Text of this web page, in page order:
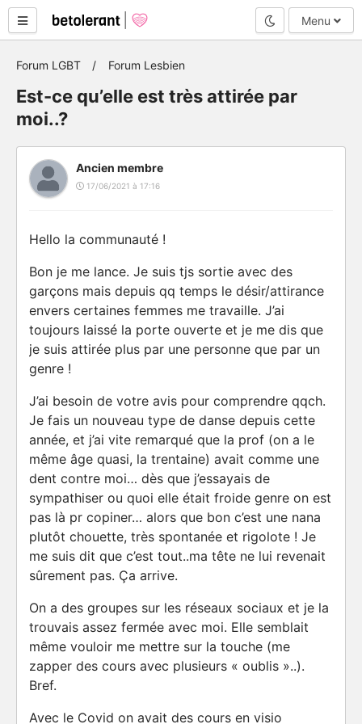
Mode nuit
Menu
Forum LGBT Forum Lesbien
Est-ce qu’elle est très attirée par
moi..?
Ancien membre
17/06/2021 à 17:16
Hello la communauté !
Bon je me lance. Je suis tjs sortie avec des
garçons mais depuis qq temps le désir/attirance
envers certaines femmes me travaille. J’ai
toujours laissé la porte ouverte et je me dis que
je suis attirée plus par une personne que par un
genre !
J’ai besoin de votre avis pour comprendre qqch.
Je fais un nouveau type de danse depuis cette
année, et j’ai vite remarqué que la prof (on a le
même âge quasi, la trentaine) avait comme une
dent contre moi… dès que j’essayais de
sympathiser ou quoi elle était froide genre on est
pas là pr copiner… alors que bon c’est une nana
plutôt chouette, très spontanée et rigolote ! Je
me suis dit que c’est tout..ma tête ne lui revenait
sûrement pas. Ça arrive.
On a des groupes sur les réseaux sociaux et je la
trouvais assez fermée avec moi. Elle semblait
même vouloir me mettre sur la touche (me
zapper des cours avec plusieurs « oublis »..).
Bref.
Avec le Covid on avait des cours en visio